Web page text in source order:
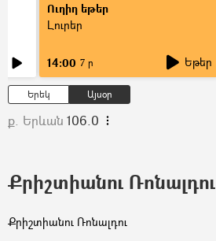
Ուղիղ եթեր
Լուրեր
14:00 7 ր Եթեր
Երեկ Այսօր
ք. Երևան 106.0
Քրիշտիանու Ռոնալդու
Քրիշտիանու Ռոնալդու